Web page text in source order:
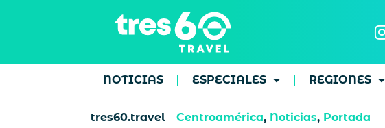
NOTICIAS ESPECIALES REGIONES
tres60.travel Centroamérica, Noticias, Portada